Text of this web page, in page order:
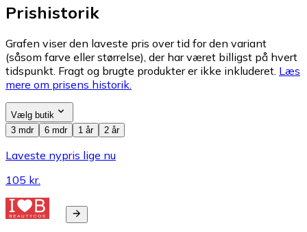
Prishistorik
Grafen viser den laveste pris over tid for den variant
(såsom farve eller størrelse), der har været billigst på hvert
tidspunkt. Fragt og brugte produkter er ikke inkluderet. Læs
mere om prisens historik.
Vælg butik
3 mdr
6 mdr 1 år 2 år
Laveste nypris lige nu
105 kr.